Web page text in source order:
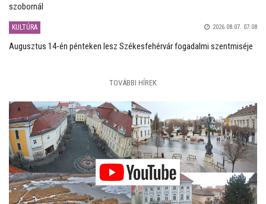
szobornál
KULTÚRA 2026.08.07. 07:08
Augusztus 14-én pénteken lesz Székesfehérvár fogadalmi szentmiséje
TOVÁBBI HÍREK